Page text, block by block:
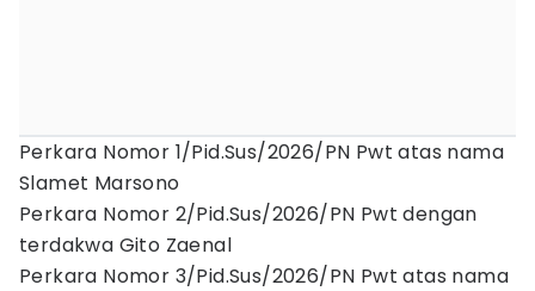
Perkara Nomor 1/Pid.Sus/2026/PN Pwt atas nama
Slamet Marsono
Perkara Nomor 2/Pid.Sus/2026/PN Pwt dengan
terdakwa Gito Zaenal
Perkara Nomor 3/Pid.Sus/2026/PN Pwt atas nama